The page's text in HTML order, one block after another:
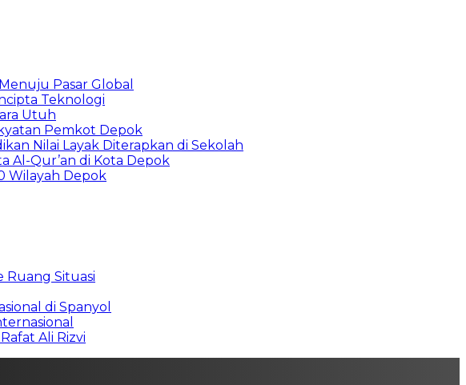
Pasar Global
Teknologi
Utuh
Pemkot Depok
Nilai Layak Diterapkan di Sekolah
Al-Qur’an di Kota Depok
Wilayah Depok
Ruang Situasi
di Spanyol
Ali Rizvi